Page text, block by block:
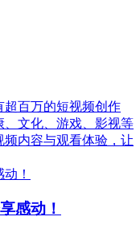
超百万的短视频创作
文化、游戏、影视等
内容与观看体验，让
感动！